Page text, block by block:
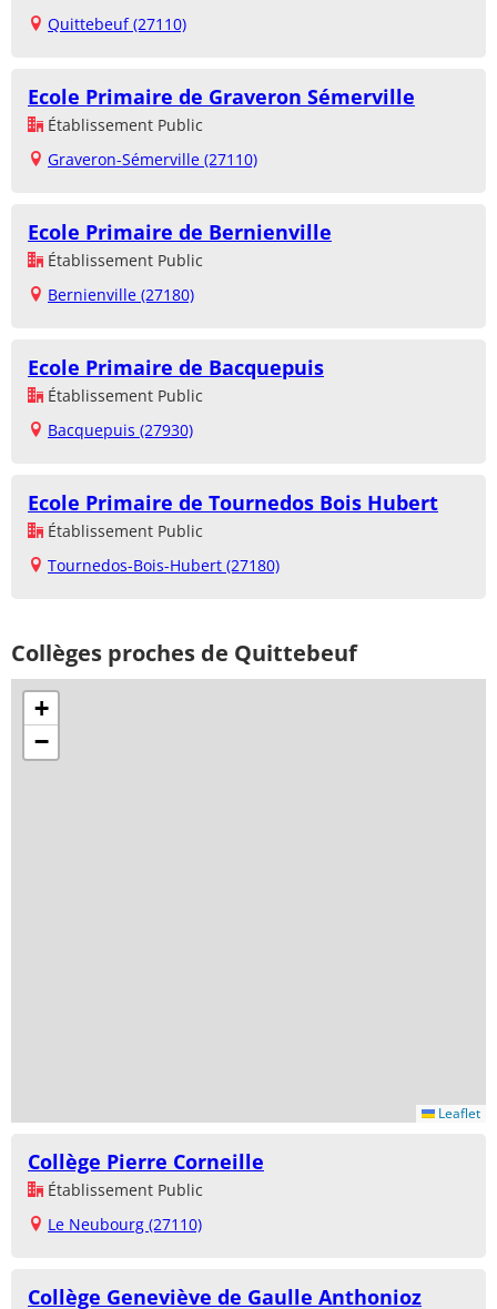
Quittebeuf (27110)
Ecole Primaire de Graveron Sémerville
Établissement Public
Graveron-Sémerville (27110)
Ecole Primaire de Bernienville
Établissement Public
Bernienville (27180)
Ecole Primaire de Bacquepuis
Établissement Public
Bacquepuis (27930)
Ecole Primaire de Tournedos Bois Hubert
Établissement Public
Tournedos-Bois-Hubert (27180)
Collèges proches de Quittebeuf
+
−
Leaflet
Collège Pierre Corneille
Établissement Public
Le Neubourg (27110)
Collège Geneviève de Gaulle Anthonioz